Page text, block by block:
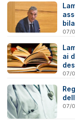
07/
ai
07/
07/